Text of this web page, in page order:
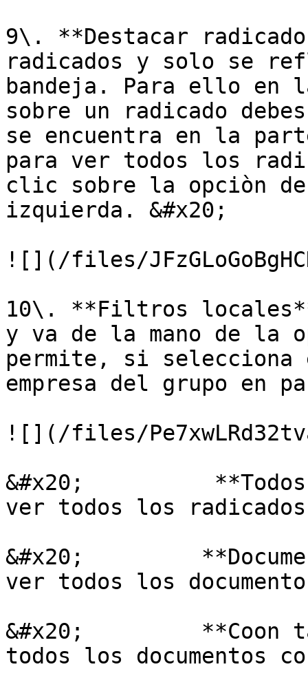
9\. **Destacar
radicados y solo se
bandeja. Para ello en
sobre un radicado
se encuentra en la
para ver todos los
clic sobre la opciòn
izquierda. &#x20;
![](/files/
10\. **Filtros
y va de la mano de la
permite, si selecciona
empresa del grupo en
![](/files/
&#x20;          **Todos
ver todos los
&#x20;
ver todos los
&#x20;         **Coon
todos los documentos